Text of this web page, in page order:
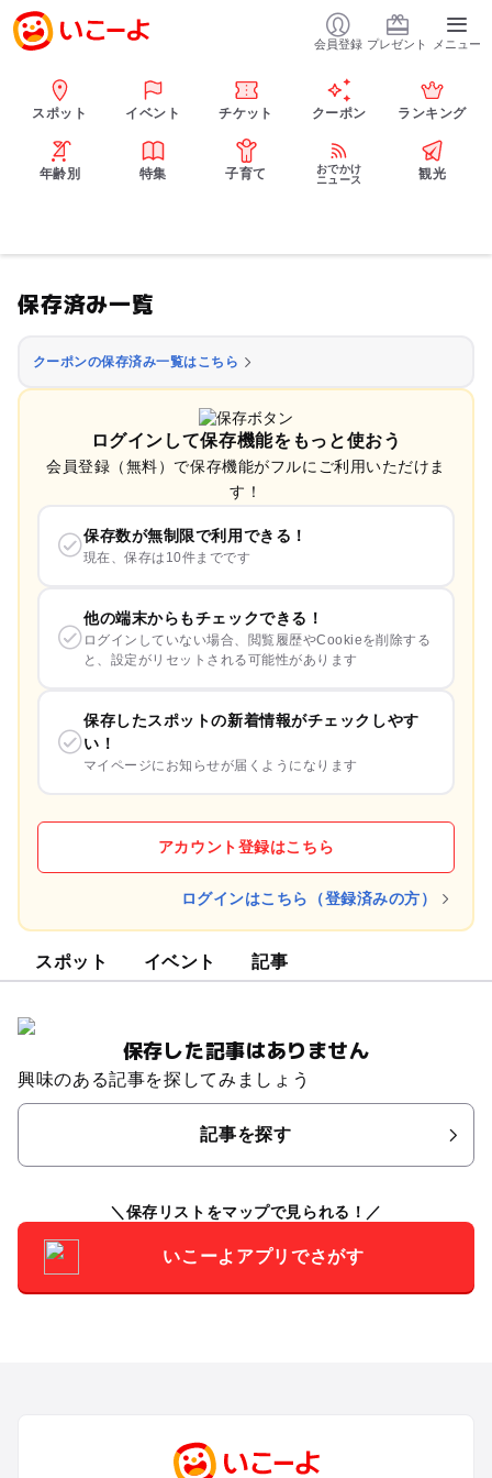
会員登録 プレゼント メニュー
スポット イベント チケット クーポン ランキング
年齢別 特集 子育て
おでかけ
ニュース
観光
保存済み一覧
クーポンの保存済み一覧はこちら
ログインして保存機能をもっと使おう
会員登録（無料）で保存機能がフルにご利用いただけま
す！
保存数が無制限で利用できる！
現在、保存は10件までです
他の端末からもチェックできる！
ログインしていない場合、閲覧履歴やCookieを削除する
と、設定がリセットされる可能性があります
保存したスポットの新着情報がチェックしやす
い！
マイページにお知らせが届くようになります
アカウント登録はこちら
ログインはこちら（登録済みの方）
スポット イベント 記事
保存した記事はありません
興味のある記事を探してみましょう
記事を探す
保存リストをマップで見られる！
いこーよアプリでさがす